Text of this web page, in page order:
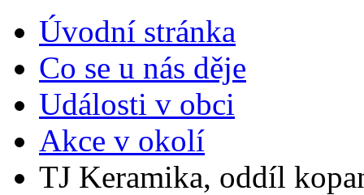
Úvodní stránka
Co se u nás děje
Události v obci
Akce v okolí
TJ Keramika, oddíl